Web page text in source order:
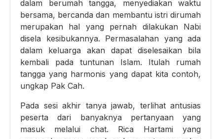
dalam berumah tangga, menyediakan waktu
bersama, bercanda dan membantu istri dirumah
merupakan hal yang pernah dilakukan Nabi
disela kesibukannya. Permasalahan yang ada
dalam keluarga akan dapat diselesaikan bila
kembali pada tuntunan Islam. Itulah rumah
tangga yang harmonis yang dapat kita contoh,
ungkap Pak Cah.
Pada sesi akhir tanya jawab, terlihat antusias
peserta dari banyaknya pertanyaan yang
masuk melalui chat. Rica Hartami yang